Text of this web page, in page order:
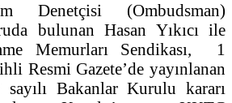
Denetçisi (Ombudsman)
bulunan Hasan Yıkıcı ile
Memurları Sendikası, 1
Resmi Gazete’de yayınlanan
Bakanlar Kurulu kararı